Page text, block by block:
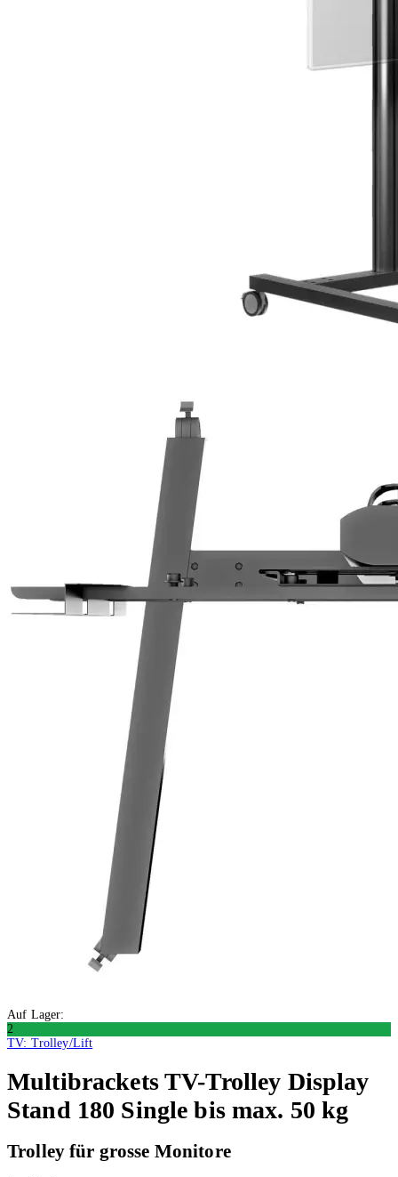
Auf Lager:
2
TV: Trolley/Lift
MultibracketsTV-Trolley Display
Stand 180 Single bis max. 50 kg
Trolley für grosse Monitore